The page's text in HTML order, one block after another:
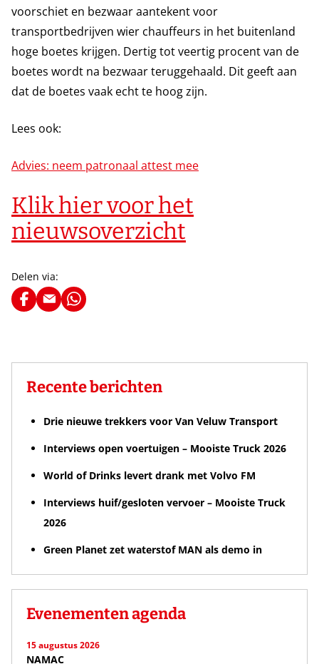
voorschiet en bezwaar aantekent voor
transportbedrijven wier chauffeurs in het buitenland
hoge boetes krijgen. Dertig tot veertig procent van de
boetes wordt na bezwaar teruggehaald. Dit geeft aan
dat de boetes vaak echt te hoog zijn.
Lees ook:
Advies: neem patronaal attest mee
Klik hier voor het
nieuwsoverzicht
Delen via:
Recente berichten
Drie nieuwe trekkers voor Van Veluw Transport
Interviews open voertuigen – Mooiste Truck 2026
World of Drinks levert drank met Volvo FM
Interviews huif/gesloten vervoer – Mooiste Truck
2026
Green Planet zet waterstof MAN als demo in
Evenementen agenda
15 augustus 2026
NAMAC